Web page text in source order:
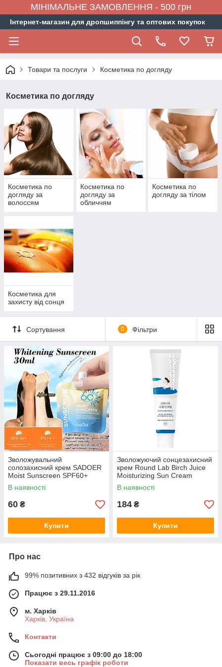
МІНІМАЛЬНЕ ЗАМОВЛЕННЯ - 500 грн
Інтернет-магазин для дропшиппінгу та оптових покупок
Товари та послуги Косметика по догляду
Косметика по догляду
Косметика по
догляду за
волоссям
Косметика по
догляду за
обличчям
Косметика по
догляду за тілом
Косметика для
захисту від сонця
Сортування 0 Фільтри
Зволожувальний
солозахисний крем SADOER
Moist Sunscreen SPF60+
PA+++ 30g
В наявності
60 ₴
Купити
Зволожуючий сонцезахисний
крем Round Lab Birch Juice
Moisturizing Sun Cream
SPF50+ PA++++ 50 мл
В наявності
184 ₴
Купити
Про нас
99% позитивних з 432 відгуків за рік
Працює з 29.11.2016
м. Харків
Харків, Україна
Контакти
Сьогодні працює з 09:00 до 18:00
Показати весь графік роботи